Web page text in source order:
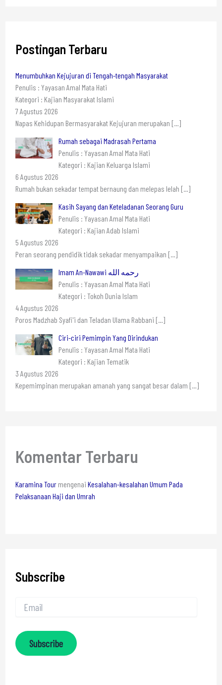
Postingan Terbaru
Menumbuhkan Kejujuran di Tengah-tengah Masyarakat
Penulis : Yayasan Amal Mata Hati
Kategori : Kajian Masyarakat Islami
7 Agustus 2026
Napas Kehidupan Bermasyarakat Kejujuran merupakan […]
Rumah sebagai Madrasah Pertama
Penulis : Yayasan Amal Mata Hati
Kategori : Kajian Keluarga Islami
6 Agustus 2026
Rumah bukan sekadar tempat bernaung dan melepas lelah […]
Kasih Sayang dan Keteladanan Seorang Guru
Penulis : Yayasan Amal Mata Hati
Kategori : Kajian Adab Islami
5 Agustus 2026
Peran seorang pendidik tidak sekadar menyampaikan […]
Imam An-Nawawi رحمه الله
Penulis : Yayasan Amal Mata Hati
Kategori : Tokoh Dunia Islam
4 Agustus 2026
Poros Madzhab Syafi’i dan Teladan Ulama Rabbani […]
Ciri-ciri Pemimpin Yang Dirindukan
Penulis : Yayasan Amal Mata Hati
Kategori : Kajian Tematik
3 Agustus 2026
Kepemimpinan merupakan amanah yang sangat besar dalam […]
Komentar Terbaru
Karamina Tourmengenai Kesalahan-kesalahan Umum Pada
Pelaksanaan Haji dan Umrah
Subscribe
Subscribe